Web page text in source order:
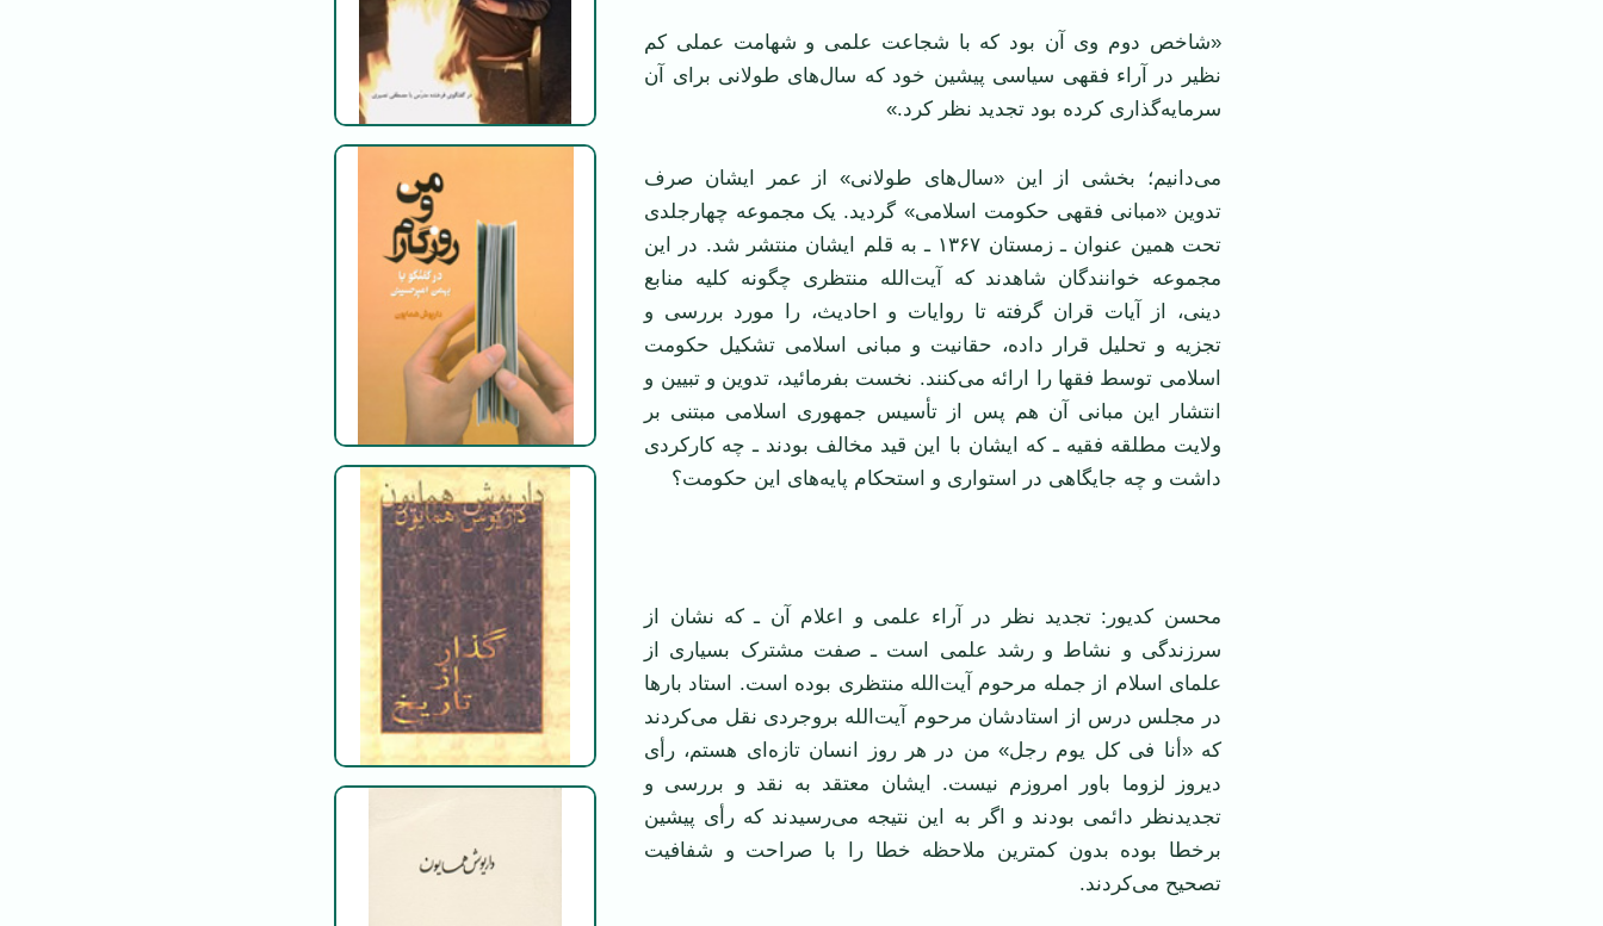
«شاخص دوم وی آن بود که با شجاعت علمی و شهامت عملی کم
نظیر در آراء فقهی سیاسی پیشین خود که سال‌های طولانی برای آن
سرمایه‌گذاری کرده بود تجدید نظر کرد.»
می‌دانیم؛ بخشی از این «سال‌های طولانی» از عمر ایشان صرف
تدوین «مبانی فقهی حکومت اسلامی» گردید. یک مجموعه چهارجلدی
تحت همین عنوان ـ زمستان ۱۳۶۷ ـ به قلم ایشان منتشر شد. در این
مجموعه خوانندگان شاهدند که آیت‌الله منتظری چگونه کلیه منابع
دینی، از آیات قران گرفته تا روایات و احادیث، را مورد بررسی و
تجزیه و تحلیل قرار داده، حقانیت و مبانی اسلامی تشکیل حکومت
اسلامی توسط فقها را ارائه می‌کنند. نخست بفرمائید، تدوین و تبیین و
انتشار این مبانی آن هم پس از تأسیس جمهوری اسلامی مبتنی بر
ولایت مطلقه فقیه ـ که ایشان با این قید مخالف بودند ـ چه کارکردی
داشت و چه جایگاهی در استواری و استحکام پایه‌های این حکومت؟
محسن کدیور: تجدید نظر در آراء علمی و اعلام آن ـ که نشان از
سرزندگی و نشاط و رشد علمی است ـ صفت مشترک بسیاری از
علمای اسلام از جمله مرحوم آیت‌الله منتظری بوده است. استاد بار‌ها
در مجلس درس از استادشان مرحوم آیت‌الله بروجردی نقل می‌کردند
که «أنا فی کل یوم رجل» من در هر روز انسان تازه‌ای هستم، رأی
دیروز لزوما باور امروزم نیست. ایشان معتقد به نقد و بررسی و
تجدیدنظر دائمی بودند و اگر به این نتیجه می‌رسیدند که رأی پیشین
برخطا بوده بدون کمترین ملاحظه خطا را با صراحت و شفافیت
تصحیح می‌کردند.